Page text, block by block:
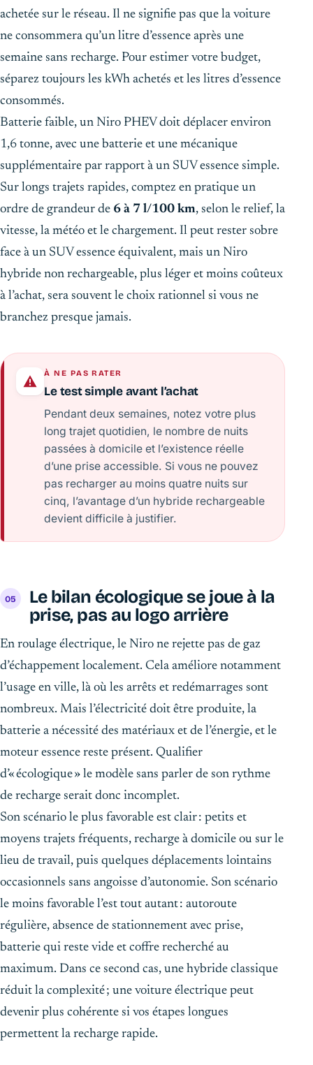
achetée sur le réseau. Il ne signifie pas que la voiture
ne consommera qu’un litre d’essence après une
semaine sans recharge. Pour estimer votre budget,
séparez toujours les kWh achetés et les litres d’essence
consommés.
Batterie faible, un Niro PHEV doit déplacer environ
1,6 tonne, avec une batterie et une mécanique
supplémentaire par rapport à un SUV essence simple.
Sur longs trajets rapides, comptez en pratique un
ordre de grandeur de 6 à 7 l/100 km, selon le relief, la
vitesse, la météo et le chargement. Il peut rester sobre
face à un SUV essence équivalent, mais un Niro
hybride non rechargeable, plus léger et moins coûteux
à l’achat, sera souvent le choix rationnel si vous ne
branchez presque jamais.
À NE PAS RATER
Le test simple avant l’achat
Pendant deux semaines, notez votre plus
long trajet quotidien, le nombre de nuits
passées à domicile et l’existence réelle
d’une prise accessible. Si vous ne pouvez
pas recharger au moins quatre nuits sur
cinq, l’avantage d’un hybride rechargeable
devient difficile à justifier.
Le bilan écologique se joue à la
prise, pas au logo arrière
En roulage électrique, le Niro ne rejette pas de gaz
d’échappement localement. Cela améliore notamment
l’usage en ville, là où les arrêts et redémarrages sont
nombreux. Mais l’électricité doit être produite, la
batterie a nécessité des matériaux et de l’énergie, et le
moteur essence reste présent. Qualifier
d’« écologique » le modèle sans parler de son rythme
de recharge serait donc incomplet.
Son scénario le plus favorable est clair : petits et
moyens trajets fréquents, recharge à domicile ou sur le
lieu de travail, puis quelques déplacements lointains
occasionnels sans angoisse d’autonomie. Son scénario
le moins favorable l’est tout autant : autoroute
régulière, absence de stationnement avec prise,
batterie qui reste vide et coffre recherché au
maximum. Dans ce second cas, une hybride classique
réduit la complexité ; une voiture électrique peut
devenir plus cohérente si vos étapes longues
permettent la recharge rapide.